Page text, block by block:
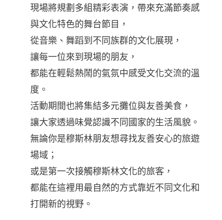
現場將規劃多組精彩表演，帶來充滿節奏感
與文化特色的舞台節目，
從音樂、舞蹈到不同族群的文化展現，
讓每一位來到現場的朋友，
都能在輕鬆熱鬧的氣氛中感受文化交流的溫
度。
活動期間也將集結多元攤位與友善美食，
讓大家透過味覺認識不同國家的生活風貌。
無論你是穆斯林朋友想尋找友善安心的旅遊
場域；
或是第一次接觸穆斯林文化的旅客，
都能在這裡用最自然的方式靠近不同文化和
打開新的視野。